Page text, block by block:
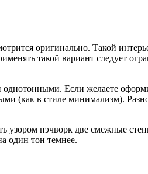
оригинально. Такой
такой вариант следует
Если желаете
(как в стиле минимализм).
узором пэчворк две смежные
один тон темнее.